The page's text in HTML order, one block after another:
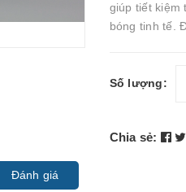
giúp tiết kiệm
bóng tinh tế.
Số lượng:
Chia sẻ:
Đánh giá